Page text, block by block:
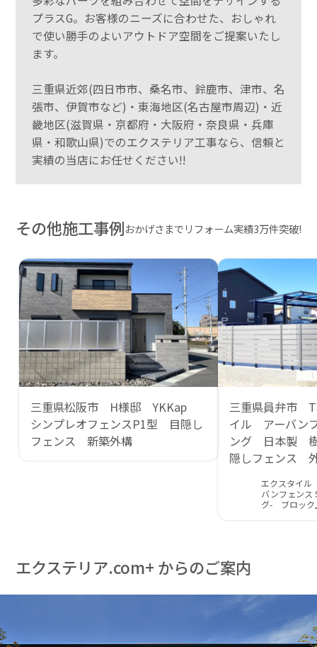
プラスG。お客様のニーズに合わせた、おしゃれ
で使い勝手のよいアウトドア空間をご提案いたし
ます。
三重県近郊(四日市市、桑名市、鈴鹿市、津市、名
張市、伊賀市など)・東海地区(名古屋市周辺)・近
畿地区(滋賀県・京都府・大阪府・奈良県・兵庫
県・和歌山県)でのエクステリア工事なら、信頼と
実績の当店にお任せください!!
その他施工事例おかげさまでリフォーム実績3万件突破!
三重県松阪市 H様邸 YKKap
シンプレオフェンスP1型 目隠し
フェンス 新築外構
三重県員弁市
イル アーバン
ング 日本製
隠しフェンス
エクスタイ
バンフェンス
グ- ブロック
エクステリア.com+ からのご案内